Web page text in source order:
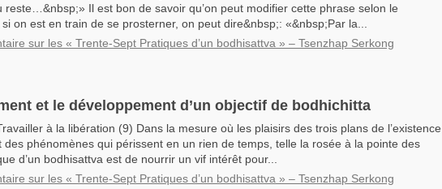
reste…&nbsp;» Il est bon de savoir qu’on peut modifier cette phrase selon le
on est en train de se prosterner, on peut dire&nbsp;: «&nbsp;Par la...
sur les « Trente-Sept Pratiques d’un bodhisattva » – Tsenzhap Serkong
et le développement d’un objectif de bodhichitta
à la libération (9) Dans la mesure où les plaisirs des trois plans de l’existence
des phénomènes qui périssent en un rien de temps, telle la rosée à la pointe des
d’un bodhisattva est de nourrir un vif intérêt pour...
sur les « Trente-Sept Pratiques d’un bodhisattva » – Tsenzhap Serkong